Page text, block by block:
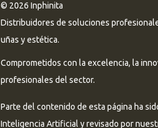
© 2026 Inphinita
Distribuidores de soluciones
uñas y estética.
Comprometidos con la excelencia, la
profesionales del sector.
Parte del contenido de esta página ha
Inteligencia Artificial y revisado por